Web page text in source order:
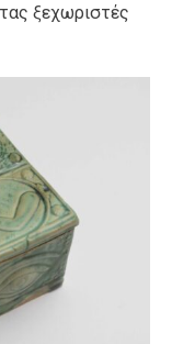
ξεχωριστές